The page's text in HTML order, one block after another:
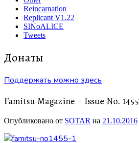
Reincarnation
Replicant V1.22
SINoALICE
Tweets
Донаты
Поддержать можно здесь
Famitsu Magazine – Issue No. 1455
Опубликовано от SOTAR на 21.10.2016